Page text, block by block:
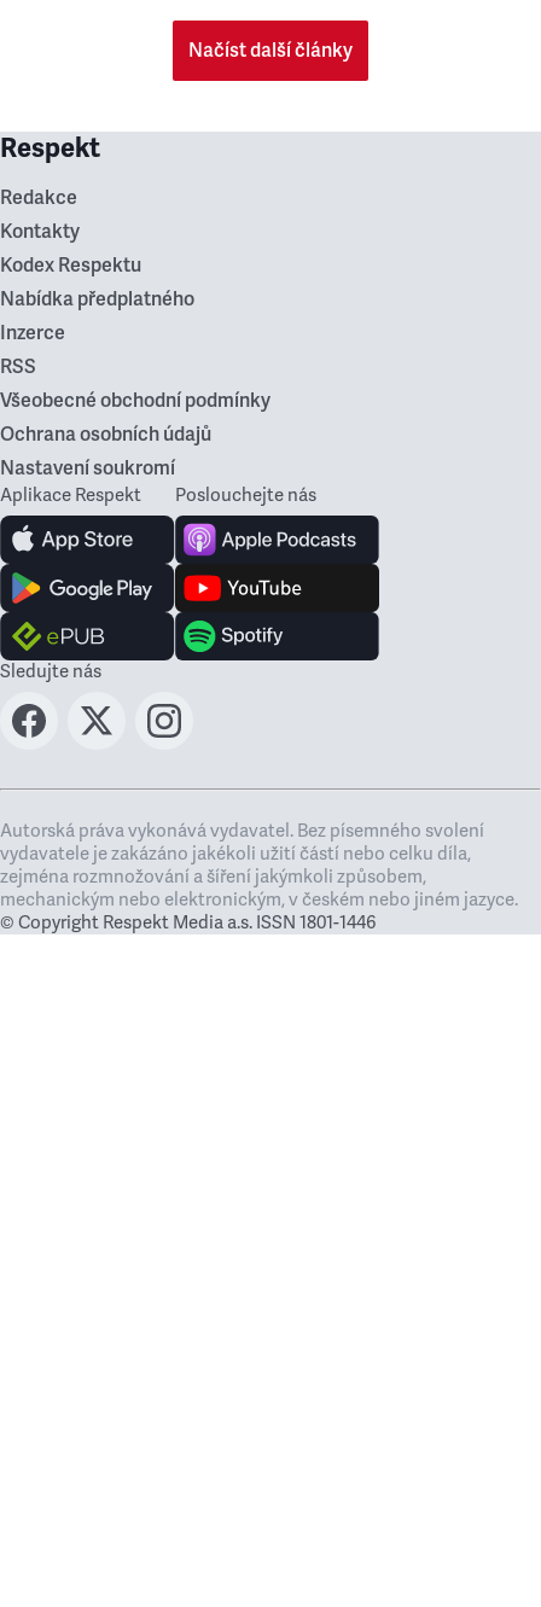
Načíst další články
Respekt
Redakce
Kontakty
Kodex Respektu
Nabídka předplatného
Inzerce
RSS
Všeobecné obchodní podmínky
Ochrana osobních údajů
Nastavení soukromí
Aplikace Respekt Poslouchejte nás
Sledujte nás
Autorská práva vykonává vydavatel. Bez písemného svolení
vydavatele je zakázáno jakékoli užití částí nebo celku díla,
zejména rozmnožování a šíření jakýmkoli způsobem,
mechanickým nebo elektronickým, v českém nebo jiném jazyce.
© Copyright Respekt Media a.s. ISSN 1801-1446